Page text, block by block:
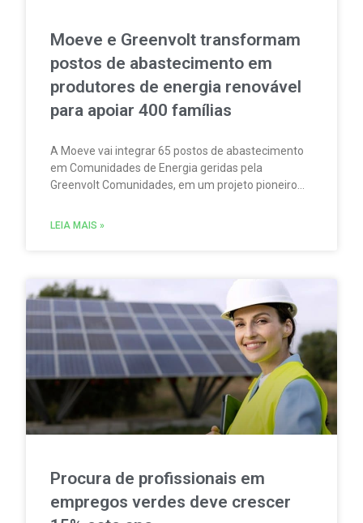
Moeve e Greenvolt transformam
postos de abastecimento em
produtores de energia renovável
para apoiar 400 famílias
A Moeve vai integrar 65 postos de abastecimento
em Comunidades de Energia geridas pela
Greenvolt Comunidades, em um projeto pioneiro
consumir e partilhar energia renovável localmente.
LEIA MAIS »
Procura de profissionais em
empregos verdes deve crescer